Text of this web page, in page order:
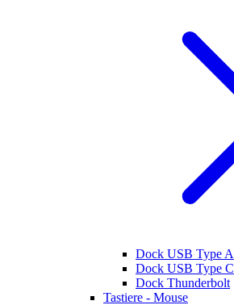
Dock USB Type A
Dock USB Type C
Dock Thunderbolt
Tastiere - Mouse